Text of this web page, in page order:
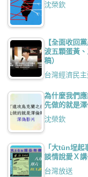
沈榮欽
【全面收回
波五顆蛋黃
稿）
台灣經濟民
為什麼我們
先做的就是
沈榮欽
「大tūn埕
談情說愛Ｘ
台灣放送